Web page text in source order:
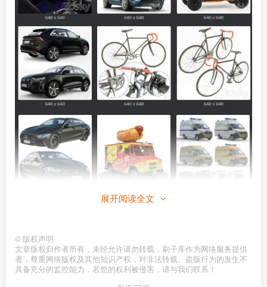
展开阅读全文
© 版权声明
文章版权归作者所有，未经允许请勿转载，刷子库作为网络服务提供
者，尊重网络版权及其他知识产权，对非法转载、盗版行为的发生不
具备充分的监控能力，若您的权利被侵害，请与我们联系！